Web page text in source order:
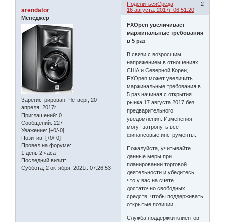
Поделиться 2
Среда,
16 августа, 2017г. 06:51:20
arendator
Менеджер
Зарегистрирован: Четверг, 20
апреля, 2017г.
Приглашений: 0
Сообщений: 227
Уважение: [+0/-0]
Позитив: [+0/-0]
Провел на форуме:
1 день 2 часа
Последний визит:
Суббота, 2 октября, 2021г. 07:26:53
FXOpen увеличивает
маржинальные требования
в 5 раз
В связи с возросшим
напряжением в отношениях
США и Северной Кореи,
FXOpen может увеличить
маржинальные требования в
5 раз начиная с открытия
рынка 17 августа 2017 без
предварительного
уведомления. Изменения
могут затронуть все
финансовые инструменты.
Пожалуйста, учитывайте
данные меры при
планировании торговой
деятельности и убедитесь,
что у вас на счете
достаточно свободных
средств, чтобы поддерживать
открытые позиции
Служба поддержки клиентов